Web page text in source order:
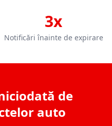
3x
Notificări înainte de expirare
de
auto